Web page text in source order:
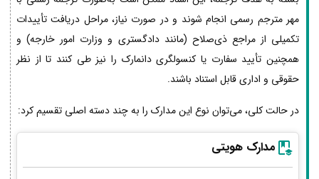
مهر مترجم رسمی انجام شوند و در صورت نیاز، مراحل دریافت تأییدات
تکمیلی از مراجع ذی‌صلاح (مانند دادگستری و وزارت امور خارجه) و
همچنین تأیید سفارت یا کنسولگری دانمارک را نیز طی کنند تا از نظر
حقوقی و اداری قابل استناد باشند.
در حالت کلی، می‌توان نوع این مدارک را به چند دسته اصلی تقسیم کرد:
مدارک هویتی